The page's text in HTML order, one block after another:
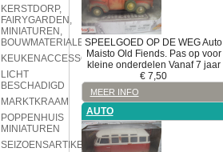
KERSTDORP,
FAIRYGARDEN,
MINIATUREN,
BOUWMATERIALEN
KEUKENACCESSOIRES
LICHT
BESCHADIGD
MARKTKRAAM
POPPENHUIS
MINIATUREN
SEIZOENSARTIKELEN
SPEELGOED OP DE WEGAuto
Maisto Old Fiends. Pas op voor
kleine onderdelen Vanaf 7 jaar
€7,50
MEER INFO
AUTO